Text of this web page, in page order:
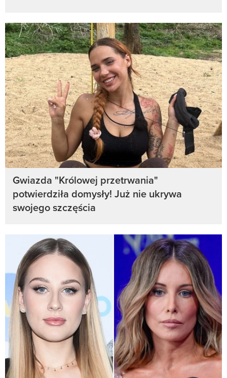
Gwiazda "Królowej przetrwania"
potwierdziła domysły! Już nie ukrywa
swojego szczęścia